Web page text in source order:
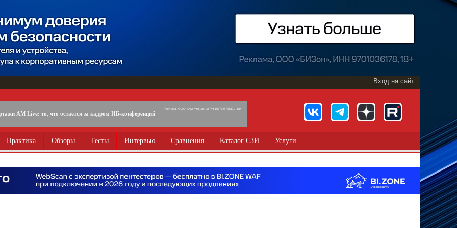
Вход на сайт
AM Live: то, что остаётся за кадром ИБ-конференций
Реклама. ООО «АМ Медиа» ОГРН 1077746725891, 18+
Практика Обзоры Тесты Интервью Сравнения Каталог СЗИ Услуги